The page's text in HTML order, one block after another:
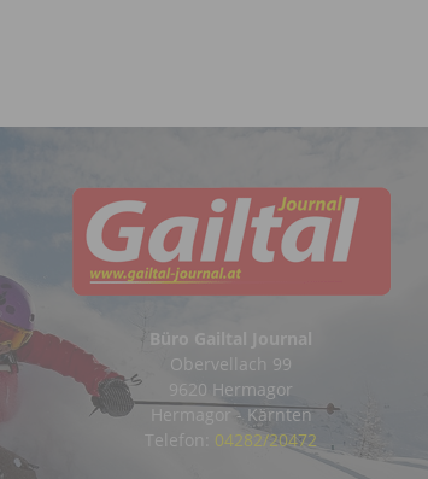
Büro Gailtal Journal
Obervellach 99
9620 Hermagor
Hermagor - Kärnten
Telefon: 04282/20472